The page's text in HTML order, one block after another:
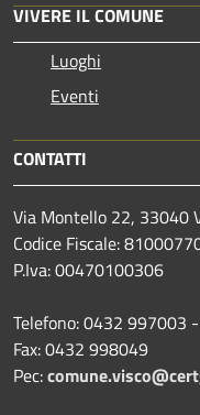
VIVERE IL COMUNE
Luoghi
Eventi
CONTATTI
Via Montello 22, 33040
Codice Fiscale:
P.Iva: 00470100306
Telefono: 0432 997003
Fax: 0432 998049
Pec: